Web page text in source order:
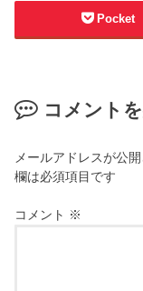
Pocket
コメント
メールアドレスが公
欄は必須項目です
コメント ※